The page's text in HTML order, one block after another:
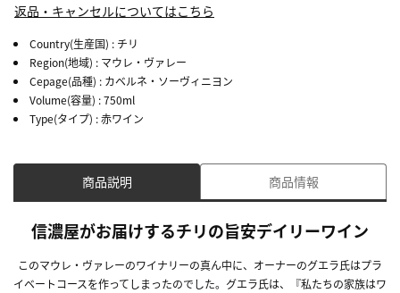
返品・キャンセルについてはこちら
Country(生産国) : チリ
Region(地域) : マウレ・ヴァレー
Cepage(品種) : カベルネ・ソーヴィニヨン
Volume(容量) : 750ml
Type(タイプ) : 赤ワイン
商品説明 商品情報
信濃屋がお届けするチリの旨安デイリーワイン
このマウレ・ヴァレーのワイナリーの真ん中に、オーナーのグエラ氏はプラ
イベートコースを作ってしまったのでした。グエラ氏は、『私たちの家族はワ